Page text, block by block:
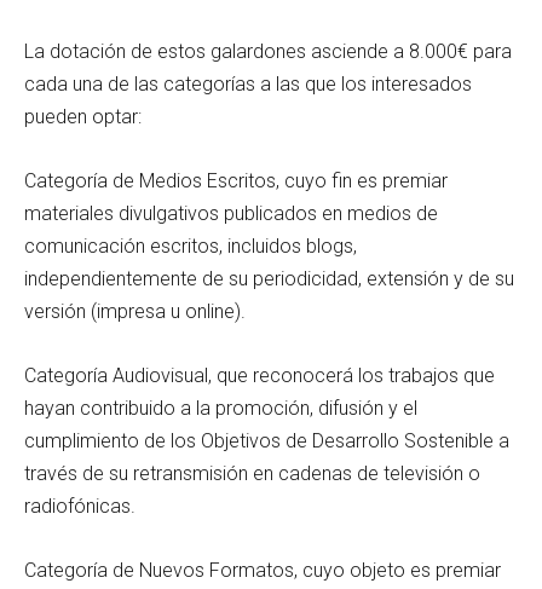
La dotación de estos galardones asciende a 8.000€ para
cada una de las categorías a las que los interesados
pueden optar:
Categoría de Medios Escritos, cuyo fin es premiar
materiales divulgativos publicados en medios de
comunicación escritos, incluidos blogs,
independientemente de su periodicidad, extensión y de su
versión (impresa u online).
Categoría Audiovisual, que reconocerá los trabajos que
hayan contribuido a la promoción, difusión y el
cumplimiento de los Objetivos de Desarrollo Sostenible a
través de su retransmisión en cadenas de televisión o
radiofónicas.
Categoría de Nuevos Formatos, cuyo objeto es premiar